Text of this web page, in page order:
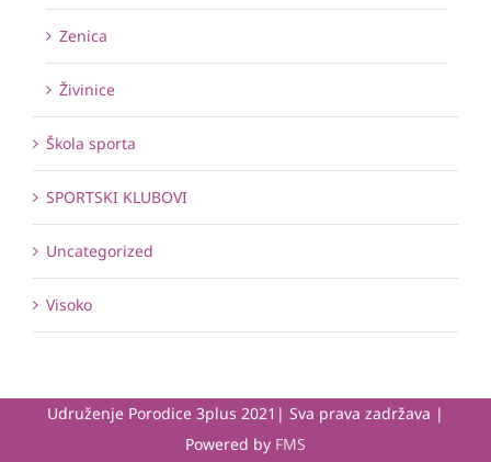
Zenica
Živinice
Škola sporta
SPORTSKI KLUBOVI
Uncategorized
Visoko
Udruženje Porodice 3plus 2021| Sva prava zadržava |
Powered by FMS